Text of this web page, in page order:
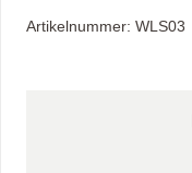
Artikelnummer: WLS03